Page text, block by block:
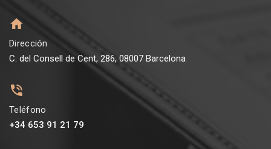
Dirección
C. del Consell de Cent, 286, 08007 Barcelona
Teléfono
+34 653 91 21 79